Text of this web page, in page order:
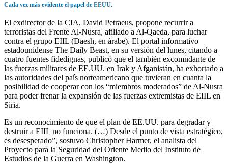
Cada vez más evidente el papel de EEUU.
El exdirector de la CIA, David Petraeus, propone recurrir a
terroristas del Frente Al-Nusra, afiliado a Al-Qaeda, para luchar
contra el grupo EIIL (Daesh, en árabe). El portal informativo
estadounidense The Daily Beast, en su versión del lunes, citando a
cuatro fuentes fidedignas, publicó que el también excomndante de
las fuerzas militares de EE.UU. en Irak y Afganistán, ha exhortado a
las autoridades del país norteamericano que tuvieran en cuanta la
posibilidad de cooperar con los “miembros moderados” de Al-Nusra
para poder frenar la expansión de las fuerzas extremistas de EIIL en
Siria.
Es un reconocimiento de que el plan de EE.UU. para degradar y
destruir a EIIL no funciona. (…) Desde el punto de vista estratégico,
es desesperado”, sostuvo Christopher Harmer, el analista del
Proyecto para la Seguridad del Oriente Medio del Instituto de
Estudios de la Guerra en Washington.